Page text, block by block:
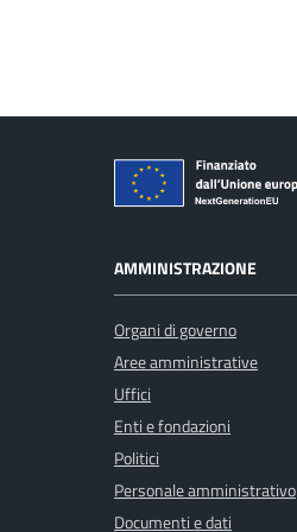
AMMINISTRAZIONE
Organi di governo
Aree amministrative
Uffici
Enti e fondazioni
Politici
Personale amministrativo
Documenti e dati